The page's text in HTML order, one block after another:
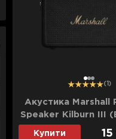
12 3 (1)
Акустика Marshall
Speaker Kilburn III
Brass)
Купити